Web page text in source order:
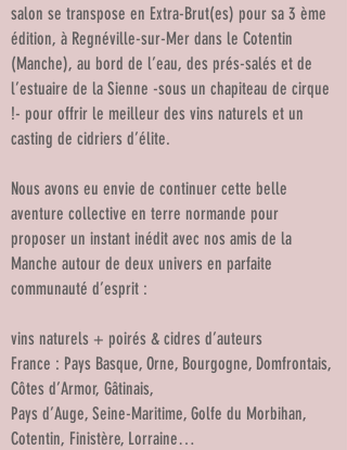
salon se transpose en Extra-Brut(es) pour sa 3 ème
édition, à Regnéville-sur-Mer dans le Cotentin
(Manche), au bord de l’eau, des prés-salés et de
l’estuaire de la Sienne -sous un chapiteau de cirque
!- pour offrir le meilleur des vins naturels et un
casting de cidriers d’élite.
Nous avons eu envie de continuer cette belle
aventure collective en terre normande pour
proposer un instant inédit avec nos amis de la
Manche autour de deux univers en parfaite
communauté d’esprit :
vins naturels + poirés & cidres d’auteurs
France : Pays Basque, Orne, Bourgogne, Domfrontais,
Côtes d’Armor, Gâtinais,
Pays d’Auge, Seine-Maritime, Golfe du Morbihan,
Cotentin, Finistère, Lorraine…